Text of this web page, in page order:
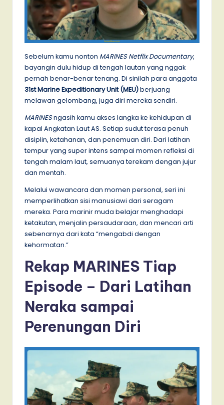
Sebelum kamu nonton MARINES Netflix Documentary,
bayangin dulu hidup di tengah lautan yang nggak
pernah benar-benar tenang. Di sinilah para anggota
31st Marine Expeditionary Unit (MEU)berjuang
melawan gelombang, juga diri mereka sendiri.
MARINESngasih kamu akses langka ke kehidupan di
kapal Angkatan Laut AS. Setiap sudut terasa penuh
disiplin, ketahanan, dan penemuan diri. Dari latihan
tempur yang super intens sampai momen refleksi di
tengah malam laut, semuanya terekam dengan jujur
dan mentah.
Melalui wawancara dan momen personal, seri ini
memperlihatkan sisi manusiawi dari seragam
mereka. Para marinir muda belajar menghadapi
ketakutan, menjalin persaudaraan, dan mencari arti
sebenarnya dari kata “mengabdi dengan
kehormatan.”
Rekap MARINES Tiap
Episode – Dari Latihan
Neraka sampai
Perenungan Diri